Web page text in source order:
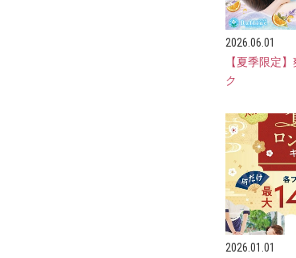
2026.06.01
【夏季限定
ク
2026.01.01